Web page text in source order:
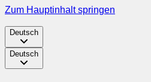
Zum Hauptinhalt springen
Deutsch
Deutsch